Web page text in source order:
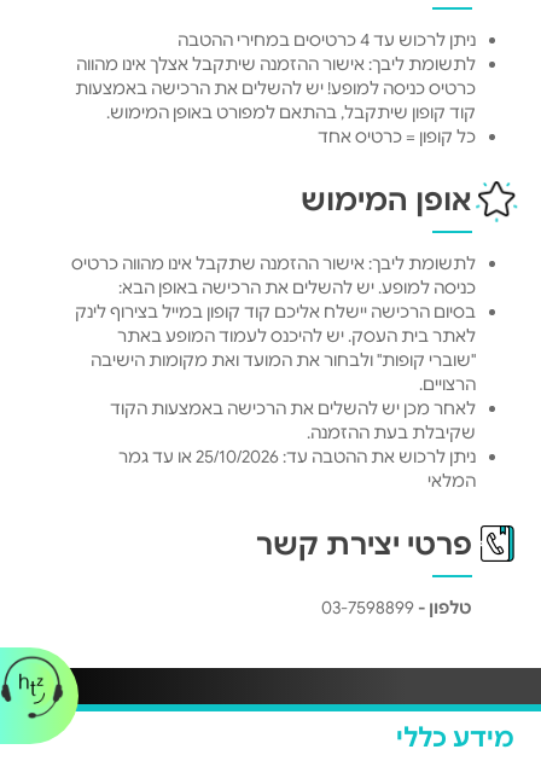
ניתן לרכוש עד 4 כרטיסים במחירי ההטבה
לתשומת ליבך: אישור ההזמנה שיתקבל אצלך אינו מהווה
כרטיס כניסה למופע! יש להשלים את הרכישה באמצעות
קוד קופון שיתקבל, בהתאם למפורט באופן המימוש.
כל קופון = כרטיס אחד
אופן המימוש
לתשומת ליבך: אישור ההזמנה שתקבל אינו מהווה כרטיס
כניסה למופע. יש להשלים את הרכישה באופן הבא:
בסיום הרכישה יישלח אליכם קוד קופון במייל בצירוף לינק
לאתר בית העסק. יש להיכנס לעמוד המופע באתר
"שוברי קופות" ולבחור את המועד ואת מקומות הישיבה
הרצויים.
לאחר מכן יש להשלים את הרכישה באמצעות הקוד
שקיבלת בעת ההזמנה.
ניתן לרכוש את ההטבה עד: 25/10/2026 או עד גמר
המלאי
פרטי יצירת קשר
טלפון -03-7598899
מידע כללי